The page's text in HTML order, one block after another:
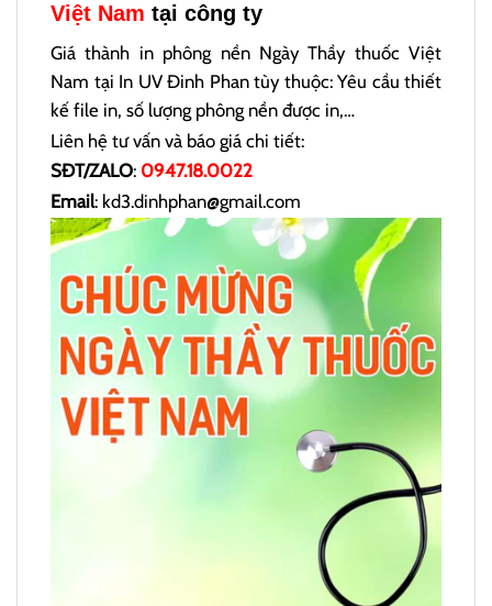
Việt Nam tại công ty
Giá thành in phông nền Ngày Thầy thuốc Việt
Nam tại In UV Đinh Phan tùy thuộc: Yêu cầu thiết
kế file in, số lượng phông nền được in,…
Liên hệ tư vấn và báo giá chi tiết:
SĐT/ZALO: 0947.18.0022
Email: kd3.dinhphan@gmail.com